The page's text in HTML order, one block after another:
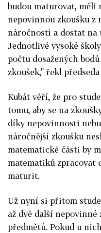
budou maturovat, měli
nepovinnou zkoušku z
náročností a dostat na
Jednotlivé vysoké
počtu dosažených
zkoušek," řekl
Kubát věří, že pro
tomu, aby se na
díky nepovinnosti
náročnější zkoušku
matematické části by
matematiků zpracovat
maturit.
Už nyní si přitom
až dvě další nepovinné
předmětů. Pokud u